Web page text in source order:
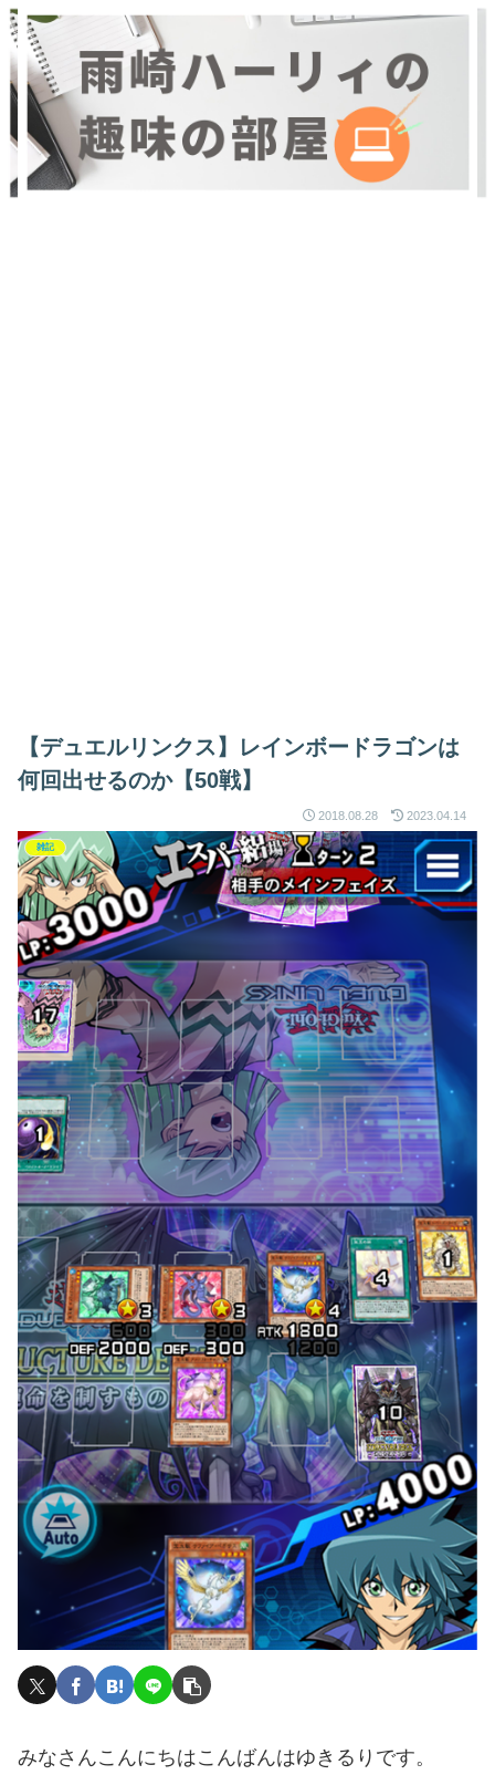
【デュエルリンクス】レインボードラゴンは
何回出せるのか【50戦】
2018.08.28 2023.04.14
雑記
みなさんこんにちはこんばんはゆきるりです。